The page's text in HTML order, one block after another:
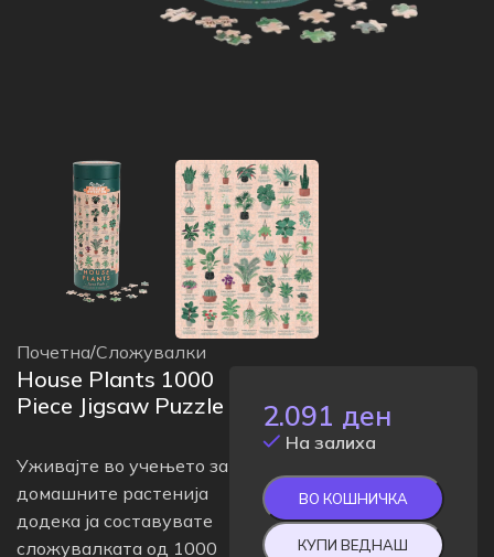
Почетна/Сложувалки
House Plants 1000
Piece Jigsaw Puzzle
Уживајте во учењето за
домашните растенија
додека ја составувате
сложувалката од 1000
2.091 ден
На залиха
ВО КОШНИЧКА
КУПИ ВЕДНАШ